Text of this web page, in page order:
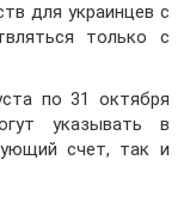
для украинцев с
только с
по 31 октября
указывать в
счет, так и